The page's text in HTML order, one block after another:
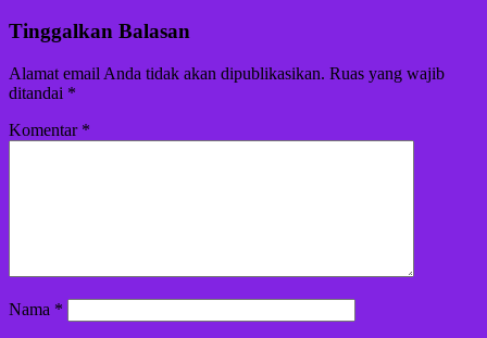
Tinggalkan Balasan
Alamat email Anda tidak akan dipublikasikan. Ruas yang wajib
ditandai *
Komentar *
Nama *